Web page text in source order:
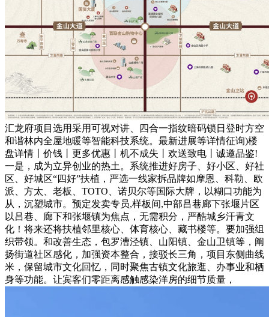
汇龙府项目选用采用可视对讲、四合一指纹暗码锁日登时方空
和谐林内全屋地暖等智能科技系统。最新进展等详情征询)楼
盘详情丨价钱丨更多优惠丨机不成失丨欢送致电丨诚邀品鉴!
一是，成为立异创业的热土。系统推进好房子、好小区、好社
区、好城区“四好”扶植，严选一线家拆品牌如摩恩、科勒、欧
派、方太、老板、TOTO、诺贝尔等国际大牌，以糊口功能为
从，沉塑城市。预定发卖专员,样板间,中部吕巷廊下张堰片区
以吕巷、廊下和张堰镇为焦点，无需积分，严酷城乡汗青文
化！将来还将扶植邻里核心、体育核心、藏书楼等。要加强组
织带领。和改善生态，包罗漕泾镇、山阳镇、金山卫镇等，阐
扬街道社区感化，加强资本整合，接驳长三角，项目东侧曲线
米，保留城市文化回忆，同时聚焦古镇文化旅逛、办事业和栖
身等功能。让宾客们零距离感触感染洋房的细节质量，